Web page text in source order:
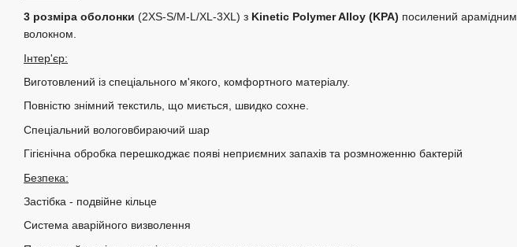
3 розміра оболонки (2XS-S/M-L/XL-3XL) з Kinetic Polymer Alloy (KPA) посилений арамідним
волокном.
Інтер'єр:
Виготовлений із спеціального м'якого, комфортного матеріалу.
Повністю знімний текстиль, що миється, швидко сохне.
Спеціальний вологовбираючий шар
Гігієнічна обробка перешкоджає появі неприємних запахів та розмноженню бактерій
Безпека:
Застібка - подвійне кільце
Система аварійного визволення